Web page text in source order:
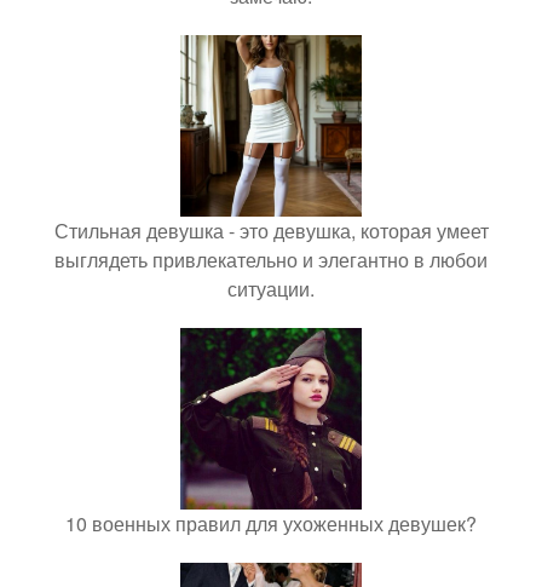
Стильная девушка - это девушка, которая умеет
выглядеть привлекательно и элегантно в любои
ситуации.
10 военных правил для ухоженных девушек?